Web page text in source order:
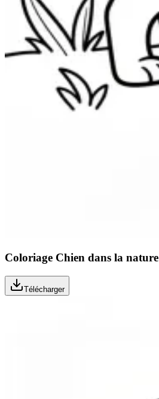
Coloriage Chien dans la nature
Télécharger